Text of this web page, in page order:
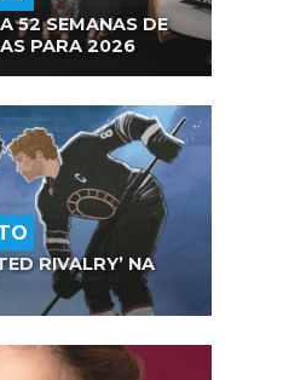
52 SEMANAS DE
PARA 2026
RIVALRY’ NA